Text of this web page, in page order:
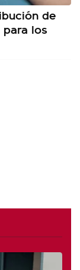
de
los